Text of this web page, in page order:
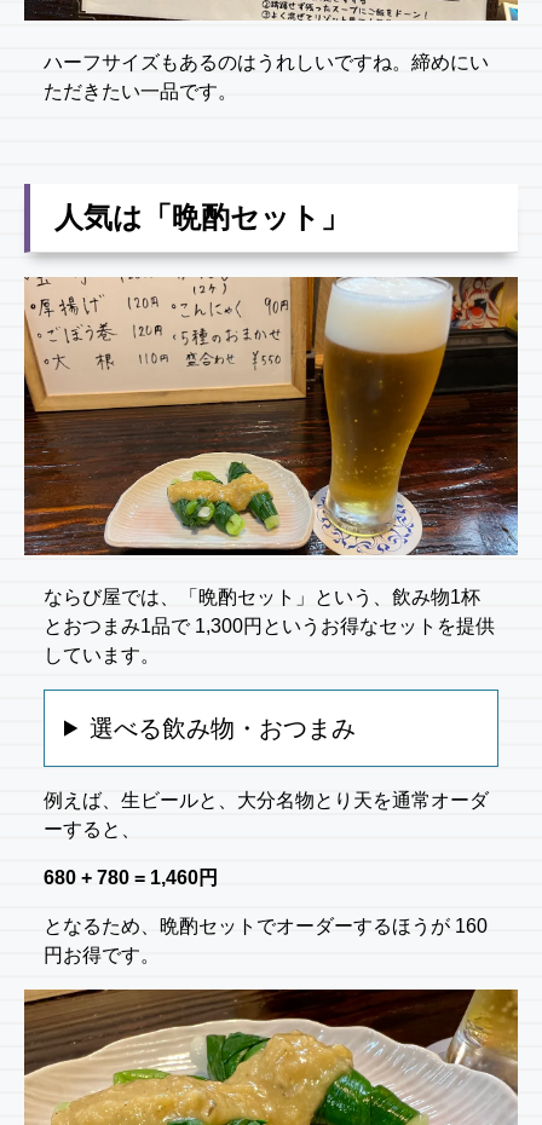
ハーフサイズもあるのはうれしいですね。締めにい
ただきたい一品です。
人気は「晩酌セット」
ならび屋では、「晩酌セット」という、飲み物1杯
とおつまみ1品で 1,300円というお得なセットを提供
しています。
選べる飲み物・おつまみ
例えば、生ビールと、大分名物とり天を通常オーダ
ーすると、
680 + 780 = 1,460円
となるため、晩酌セットでオーダーするほうが 160
円お得です。